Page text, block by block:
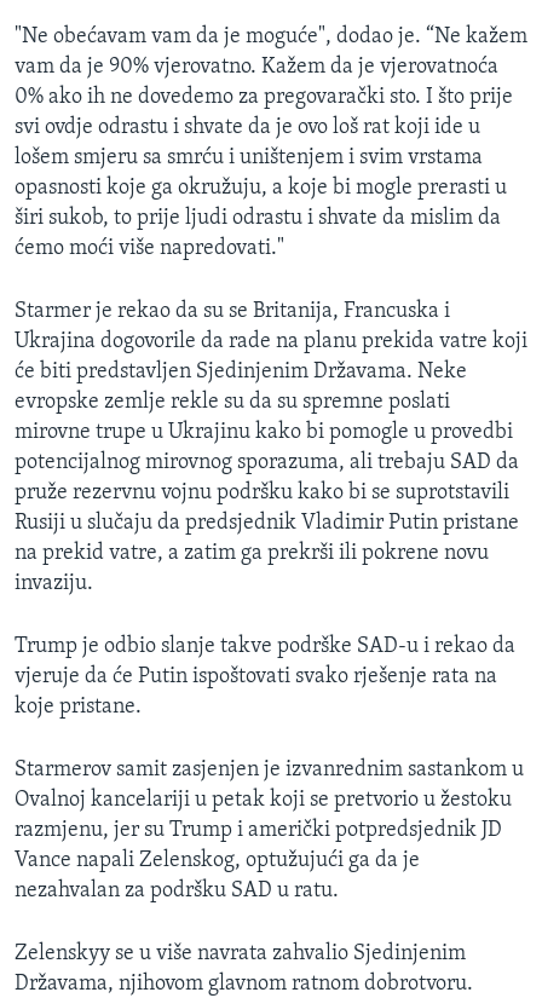
"Ne obećavam vam da je moguće", dodao je. “Ne kažem
vam da je 90% vjerovatno. Kažem da je vjerovatnoća
0% ako ih ne dovedemo za pregovarački sto. I što prije
svi ovdje odrastu i shvate da je ovo loš rat koji ide u
lošem smjeru sa smrću i uništenjem i svim vrstama
opasnosti koje ga okružuju, a koje bi mogle prerasti u
širi sukob, to prije ljudi odrastu i shvate da mislim da
ćemo moći više napredovati."
Starmer je rekao da su se Britanija, Francuska i
Ukrajina dogovorile da rade na planu prekida vatre koji
će biti predstavljen Sjedinjenim Državama. Neke
evropske zemlje rekle su da su spremne poslati
mirovne trupe u Ukrajinu kako bi pomogle u provedbi
potencijalnog mirovnog sporazuma, ali trebaju SAD da
pruže rezervnu vojnu podršku kako bi se suprotstavili
Rusiji u slučaju da predsjednik Vladimir Putin pristane
na prekid vatre, a zatim ga prekrši ili pokrene novu
invaziju.
Trump je odbio slanje takve podrške SAD-u i rekao da
vjeruje da će Putin ispoštovati svako rješenje rata na
koje pristane.
Starmerov samit zasjenjen je izvanrednim sastankom u
Ovalnoj kancelariji u petak koji se pretvorio u žestoku
razmjenu, jer su Trump i američki potpredsjednik JD
Vance napali Zelenskog, optužujući ga da je
nezahvalan za podršku SAD u ratu.
Zelenskyy se u više navrata zahvalio Sjedinjenim
Državama, njihovom glavnom ratnom dobrotvoru.